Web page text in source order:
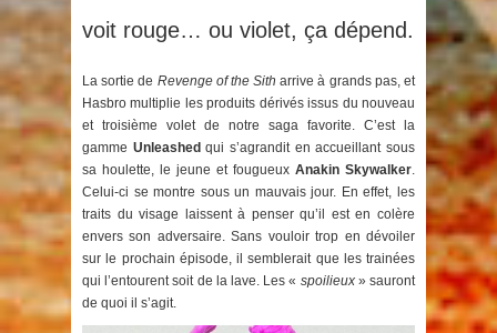
voit rouge… ou violet, ça dépend.
La sortie de Revenge of the Sith arrive à grands pas, et
Hasbro multiplie les produits dérivés issus du nouveau
et troisième volet de notre saga favorite. C’est la
gamme Unleashed qui s’agrandit en accueillant sous
sa houlette, le jeune et fougueux Anakin Skywalker.
Celui-ci se montre sous un mauvais jour. En effet, les
traits du visage laissent à penser qu’il est en colère
envers son adversaire. Sans vouloir trop en dévoiler
sur le prochain épisode, il semblerait que les trainées
qui l’entourent soit de la lave. Les « spoilieux» sauront
de quoi il s’agit.